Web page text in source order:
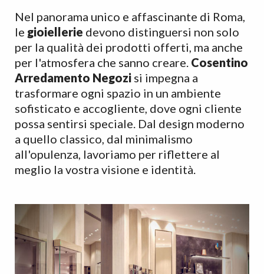
Nel panorama unico e affascinante di Roma,
le gioiellerie devono distinguersi non solo
per la qualità dei prodotti offerti, ma anche
per l'atmosfera che sanno creare. Cosentino
Arredamento Negozi si impegna a
trasformare ogni spazio in un ambiente
sofisticato e accogliente, dove ogni cliente
possa sentirsi speciale. Dal design moderno
a quello classico, dal minimalismo
all'opulenza, lavoriamo per riflettere al
meglio la vostra visione e identità.